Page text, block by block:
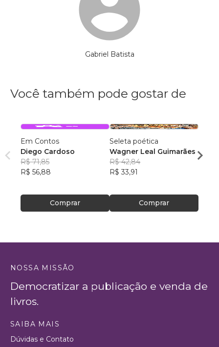
Gabriel Batista
Você também pode gostar de
Em Contos
Diego Cardoso
R$ 71,85
R$ 56,88
Comprar
Seleta poética
Wagner Leal Guimarães
R$ 42,84
R$ 33,91
Comprar
ainda
Carla
NOSSA MISSÃO
Democratizar a publicação e venda de
livros.
SAIBA MAIS
Dúvidas e Contato